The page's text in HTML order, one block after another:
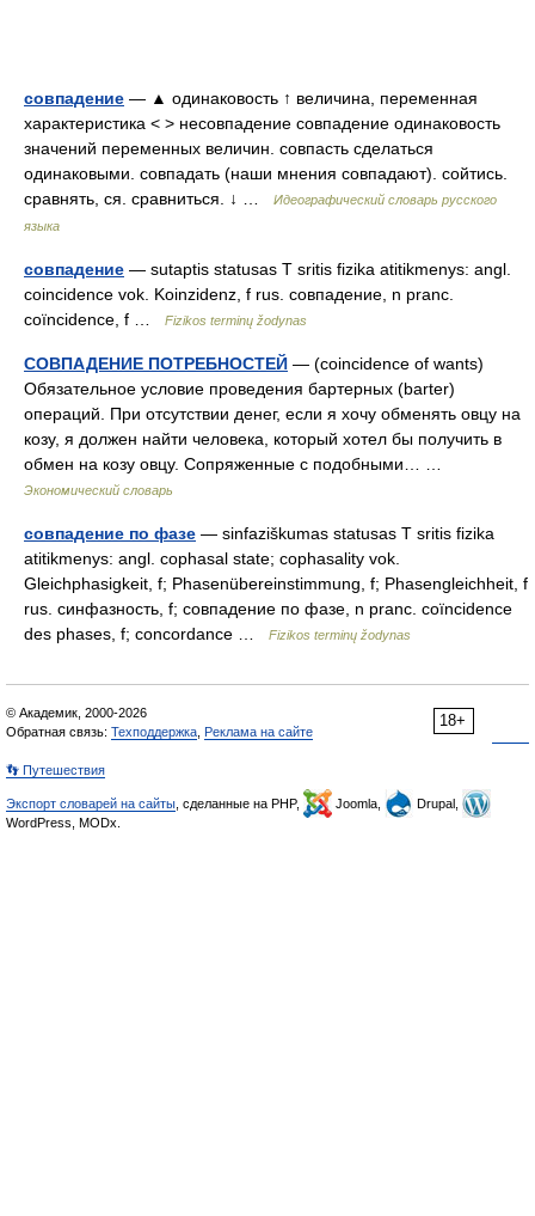
совпадение — ▲ одинаковость ↑ величина, переменная
характеристика < > несовпадение совпадение одинаковость
значений переменных величин. совпасть сделаться
одинаковыми. совпадать (наши мнения совпадают). сойтись.
сравнять, ся. сравниться. ↓ …
Идеографический словарь русского
языка
совпадение — sutaptis statusas T sritis fizika atitikmenys: angl.
coincidence vok. Koinzidenz, f rus. совпадение, n pranc.
coïncidence, f …
Fizikos terminų žodynas
СОВПАДЕНИЕ ПОТРЕБНОСТЕЙ — (coincidence of wants)
Обязательное условие проведения бартерных (barter)
операций. При отсутствии денег, если я хочу обменять овцу на
козу, я должен найти человека, который хотел бы получить в
обмен на козу овцу. Сопряженные с подобными… …
Экономический словарь
совпадение по фазе — sinfaziškumas statusas T sritis fizika
atitikmenys: angl. cophasal state; cophasality vok.
Gleichphasigkeit, f; Phasenübereinstimmung, f; Phasengleichheit, f
rus. синфазность, f; совпадение по фазе, n pranc. coïncidence
des phases, f; concordance …
Fizikos terminų žodynas
18+
© Академик, 2000-2026
Обратная связь: Техподдержка Реклама на сайте
👣 Путешествия
Экспорт словарей на сайты , сделанные на PHP, Joomla,
Drupal,
WordPress, MODx.